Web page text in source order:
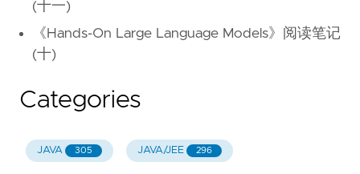
(十一)
《Hands-On Large Language Models》阅读笔记
(十)
Categories
JAVA 305 JAVA/JEE 296